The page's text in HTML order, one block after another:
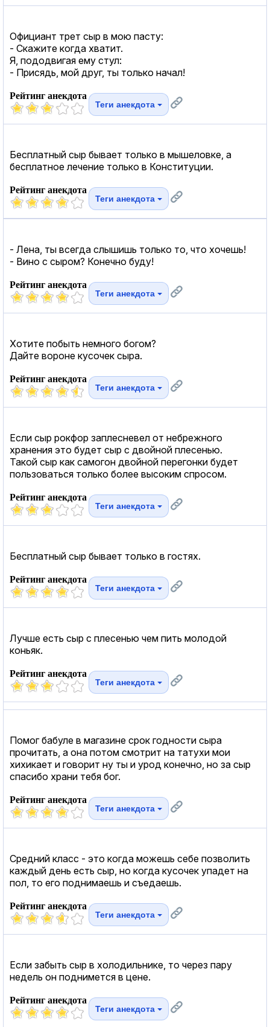
Официант трет сыр в мою пасту:
- Скажите когда хватит.
Я, пододвигая ему стул:
- Присядь, мой друг, ты только начал!
Рейтинг анекдота
Теги анекдота
Бесплатный сыр бывает только в мышеловке, а
бесплатное лечение только в Конституции.
Рейтинг анекдота
Теги анекдота
- Лена, ты всегда слышишь только то, что хочешь!
- Вино с сыром? Конечно буду!
Рейтинг анекдота
Теги анекдота
Хотите побыть немного богом?
Дайте вороне кусочек сыра.
Рейтинг анекдота
Теги анекдота
Если сыр рокфор заплесневел от небрежного
хранения это будет сыр с двойной плесенью.
Такой сыр как самогон двойной перегонки будет
пользоваться только более высоким спросом.
Рейтинг анекдота
Теги анекдота
Бесплатный сыр бывает только в гостях.
Рейтинг анекдота
Теги анекдота
Лучше есть сыр с плесенью чем пить молодой
коньяк.
Рейтинг анекдота
Теги анекдота
Помог бабуле в магазине срок годности сыра
прочитать, а она потом смотрит на татухи мои
хихикает и говорит ну ты и урод конечно, но за сыр
спасибо храни тебя бог.
Рейтинг анекдота
Теги анекдота
Средний класс - это когда можешь себе позволить
каждый день есть сыр, но когда кусочек упадет на
пол, то его поднимаешь и съедаешь.
Рейтинг анекдота
Теги анекдота
Если забыть сыр в холодильнике, то через пару
недель он поднимется в цене.
Рейтинг анекдота
Теги анекдота